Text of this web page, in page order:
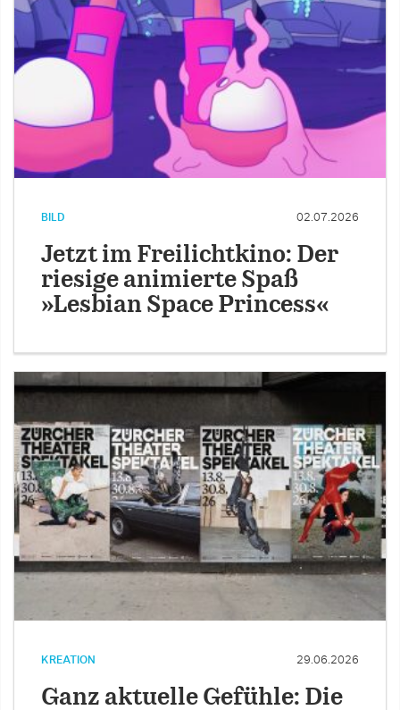
BILD 02.07.2026
Jetzt im Freilichtkino: Der
riesige animierte Spaß
»Lesbian Space Princess«
KREATION 29.06.2026
Ganz aktuelle Gefühle: Die